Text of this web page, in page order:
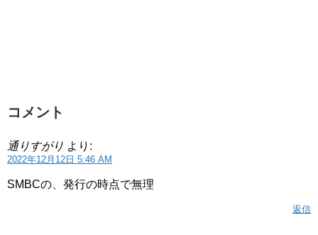
コメント
通りすがり より:
2022年12月12日 5:46 AM
SMBCの、発行の時点で無理
返信